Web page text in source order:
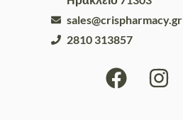
sales@crispharmacy.gr
2810 313857